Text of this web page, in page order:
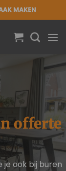
MAKEN
offerte
je ook bij buren